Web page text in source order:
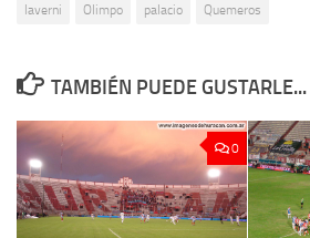
laverni
Olimpo palacio Quemeros
TAMBIÉN PUEDE GUSTARLE...
0